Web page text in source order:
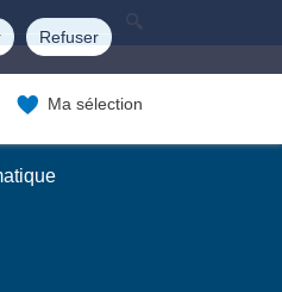
Refuser
Ma sélection